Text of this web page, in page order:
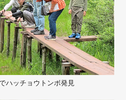
ハッチョウトンボ発見